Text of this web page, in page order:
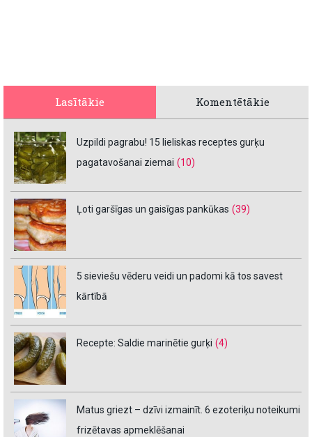
Lasītākie Komentētākie
Uzpildi pagrabu! 15 lieliskas receptes gurķu
pagatavošanai ziemai (10)
Ļoti garšīgas un gaisīgas pankūkas (39)
5 sieviešu vēderu veidi un padomi kā tos savest
kārtībā
Recepte: Saldie marinētie gurķi (4)
Matus griezt – dzīvi izmainīt. 6 ezoteriķu noteikumi
frizētavas apmeklēšanai